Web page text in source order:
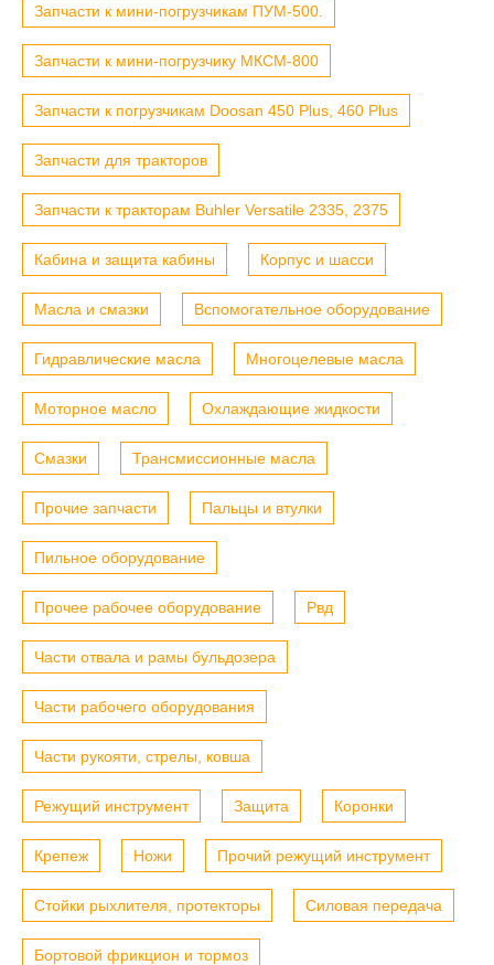
Запчасти к мини-погрузчикам ПУМ-500.
Запчасти к мини-погрузчику МКСМ-800
Запчасти к погрузчикам Doosan 450 Plus, 460 Plus
Запчасти для тракторов
Запчасти к тракторам Buhler Versatile 2335, 2375
Кабина и защита кабины Корпус и шасси
Масла и смазки Вспомогательное оборудование
Гидравлические масла Многоцелевые масла
Моторное масло Охлаждающие жидкости
Смазки Трансмиссионные масла
Прочие запчасти Пальцы и втулки
Пильное оборудование
Прочее рабочее оборудование Рвд
Части отвала и рамы бульдозера
Части рабочего оборудования
Части рукояти, стрелы, ковша
Режущий инструмент Защита Коронки
Крепеж Ножи Прочий режущий инструмент
Стойки рыхлителя, протекторы Силовая передача
Бортовой фрикцион и тормоз